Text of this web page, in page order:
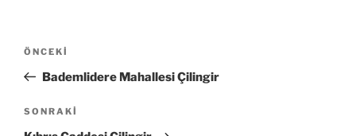
Yazı
Önceki
Yazı
ÖNCEKI
Bademlidere Mahallesi Çilingir
Sonraki
Yazı
SONRAKI